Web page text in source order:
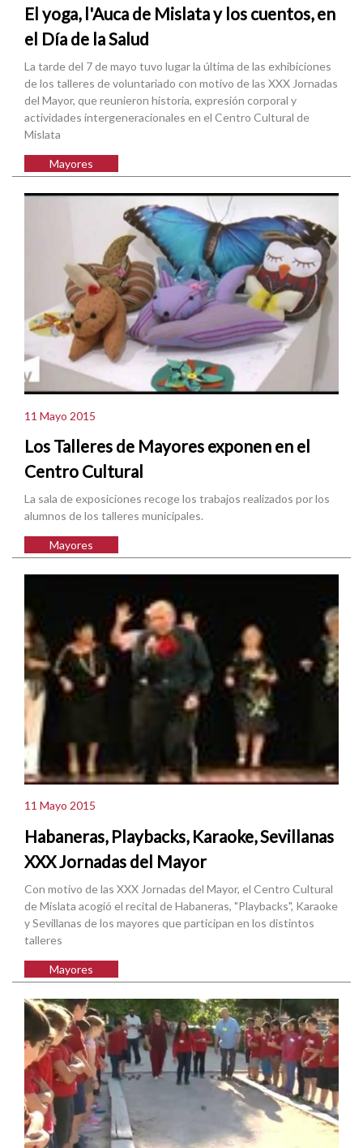
El yoga, l'Auca de Mislata y los cuentos, en
el Día de la Salud
La tarde del 7 de mayo tuvo lugar la última de las exhibiciones
de los talleres de voluntariado con motivo de las XXX Jornadas
del Mayor, que reunieron historia, expresión corporal y
actividades intergeneracionales en el Centro Cultural de
Mislata
Mayores
11 Mayo 2015
Los Talleres de Mayores exponen en el
Centro Cultural
La sala de exposiciones recoge los trabajos realizados por los
alumnos de los talleres municipales.
Mayores
11 Mayo 2015
Habaneras, Playbacks, Karaoke, Sevillanas
XXX Jornadas del Mayor
Con motivo de las XXX Jornadas del Mayor, el Centro Cultural
de Mislata acogió el recital de Habaneras, "Playbacks", Karaoke
y Sevillanas de los mayores que participan en los distintos
talleres
Mayores